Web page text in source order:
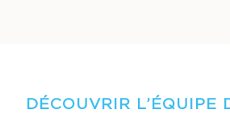
DÉCOUVRIR L’ÉQUIPE